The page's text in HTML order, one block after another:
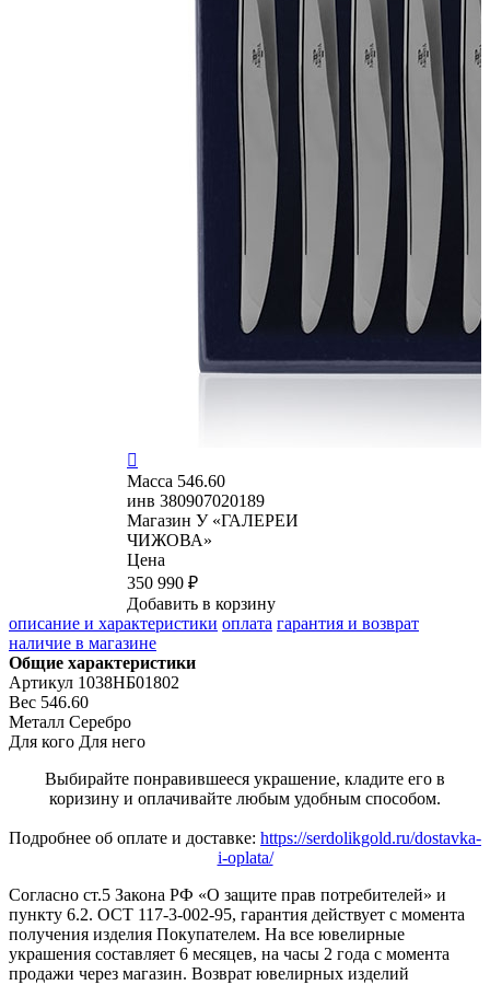

Масса 546.60
инв 380907020189
Магазин У «ГАЛЕРЕИ
ЧИЖОВА»
Цена
350 990 ₽
Добавить в корзину
описание и характеристики оплата гарантия и возврат
наличие в магазине
Общие характеристики
Артикул 1038НБ01802
Вес 546.60
Металл Серебро
Для кого Для него
Выбирайте понравившееся украшение, кладите его в
коризину и оплачивайте любым удобным способом.
Подробнее об оплате и доставке: https://serdolikgold.ru/dostavka-
i-oplata/
Согласно ст.5 Закона РФ «О защите прав потребителей» и
пункту 6.2. ОСТ 117-3-002-95, гарантия действует с момента
получения изделия Покупателем. На все ювелирные
украшения составляет 6 месяцев, на часы 2 года с момента
продажи через магазин. Возврат ювелирных изделий